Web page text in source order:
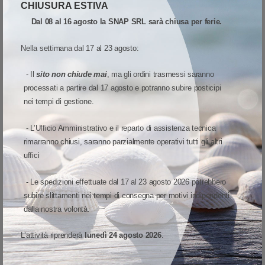
CHIUSURA ESTIVA
Dal 08 al 16 agosto la SNAP SRL sarà chiusa per ferie.
Nella settimana dal 17 al 23 agosto:
- Ilsito non chiude mai, ma gli ordini trasmessi saranno
processati a partire dal 17 agosto e potranno subire posticipi
nei tempi di gestione.
- L’Ufficio Amministrativo e il reparto di assistenza tecnica
rimarranno chiusi, saranno parzialmente operativi tutti gli altri
uffici
- Le spedizioni effettuate dal 17 al 23 agosto 2026 potrebbero
subire slittamenti nei tempi di consegna per motivi indipendenti
dalla nostra volontà.
L’attività riprenderàlunedì 24 agosto 2026.
Confronta
ESAURIMENTO SCORTE
LETTORI-ZEBRA -DS8108
DS8108-SR7U2100AZW Zebra Mod. DS8108. Classificazione: Impugnabile.
Lettore barcode Zebra impugnabile DS8108 Lettore per uso
generale lo strumento ideale per le aziende che desiderano
migliorare le applicazioni quotidiane di lettura dei codici a
246,87 €